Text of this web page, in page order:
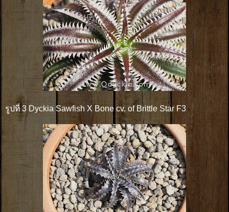
รูปที่ 3 Dyckia Sawfish X Bone cv. of Brittle Star F3